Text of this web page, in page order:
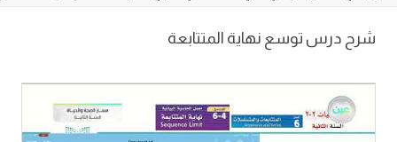
شرح درس توسع نهاية المتتابعة